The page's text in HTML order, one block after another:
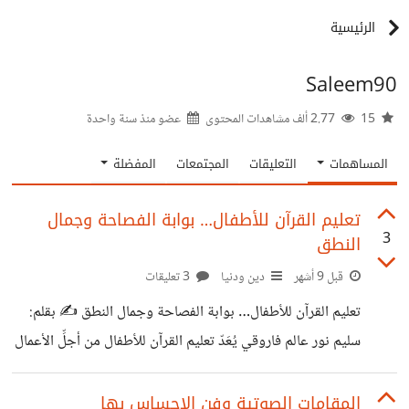
الرئيسية
Saleem90
عضو منذسنة واحدة
المساهمات التعليقات المجتمعات المفضلة
3
تعليم القرآن للأطفال… بوابة الفصاحة وجمال
النطق
قبل 9 أشهر دين ودنيا
تعليم القرآن للأطفال… بوابة الفصاحة وجمال النطق ✍️ بقلم:
سليم نور عالم فاروقي يُعَدّ تعليم القرآن للأطفال من أجلِّ الأعمال
وأعظمها أثرًا في بناء الشخصية، فهو لا يقتصر على غرس القيم
الإيمانية في القلوب الغضّة، بل يمتد ليشكّل ملامح اللغة، والنطق،